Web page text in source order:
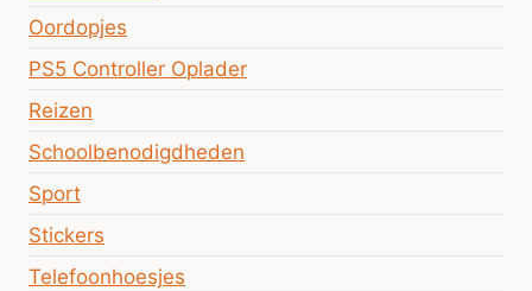
Oordopjes
PS5 Controller Oplader
Reizen
Schoolbenodigdheden
Sport
Stickers
Telefoonhoesjes